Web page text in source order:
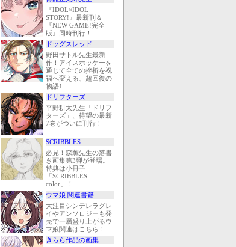
『IDOL×IDOL
STORY!』最新刊＆
『NEW GAME!完全
版』同時刊行！
ドッグスレッド
野田サトル先生最新
作！アイスホッケーを
通じて全ての挫折を祝
福へ変える、超回復の
物語1
ドリフターズ
平野耕太先生「ドリフ
ターズ」、待望の最新
7巻がついに刊行！
SCRIBBLES
必見！森薫先生の落書
き画集第3弾が登場。
特典は小冊子
「SCRIBBLES
color」！
ウマ娘 関連書籍
大注目シンデレラグレ
イやアンソロジーも発
売で一層盛り上がるウ
マ娘関連はこちら！
きらら作品の画集